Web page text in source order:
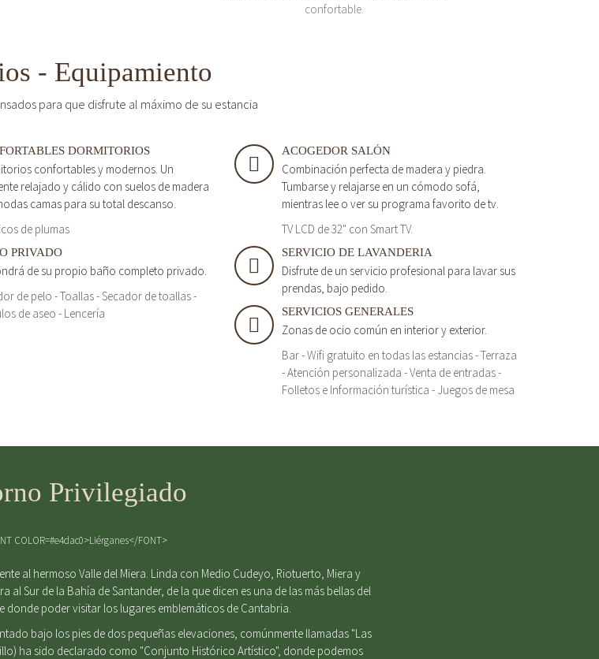
confortable.
- Equipamiento
para que disfrute al máximo de su estancia
DORMITORIOS
confortables y modernos. Un
relajado y cálido con suelos de madera
camas para su total descanso.
de plumas
ACOGEDOR SALÓN
Combinación perfecta de madera y piedra.
Tumbarse y relajarse en un cómodo sofá,
mientras lee o ver su programa favorito de tv.
TV LCD de 32" con Smart TV.
PRIVADO
de su propio baño completo privado.
de pelo - Toallas - Secador de toallas -
de aseo - Lencería
SERVICIO DE LAVANDERIA
Disfrute de un servicio profesional para lavar sus
prendas, bajo pedido.
SERVICIOS GENERALES
Zonas de ocio común en interior y exterior.
Bar - Wifi gratuito en todas las estancias - Terraza
- Atención personalizada - Venta de entradas -
Folletos e Información turística - Juegos de mesa
Privilegiado
al hermoso Valle del Miera. Linda con Medio Cudeyo, Riotuerto, Miera y
al Sur de la Bahía de Santander, de la que dicen es una de las más bellas del
poder visitar los lugares emblemáticos de Cantabria.
bajo los pies de dos pequeñas elevaciones, comúnmente llamadas "Las
ha sido declarado como "Conjunto Histórico Artístico", donde podemos